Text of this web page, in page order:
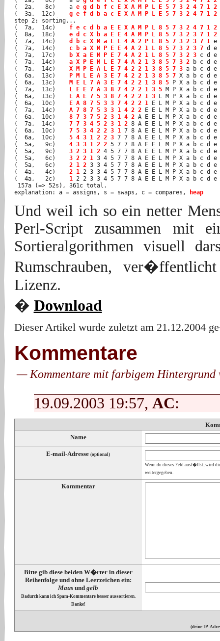
(  2a,   8c)	a e g d b f c E X A M P L E 5 7 3 2 4 7 1 2
g e f d b a c E X A M P L E 5 7 3 2 4 7 1 2
step 2: sorting...
f e c d b a E E X A M P L 8 5 7 3 2 4 7 1 2
e d c X b a E E 4 A M P L 8 5 7 3 2 3 7 1 2
d b c X M a E E 4 A 2 P L 8 5 7 3 2 3 7 1
e
c b a X M P E E 4 A 2 1 L 8 5 7 3 2 3 7 d e
b X a E M P E 7 4 A 2 1 L 8 5 7 3 2 3 c d e
a X P E M L E 7 4 A 2 1 3 8 5 7 3 2 b c d e
X M P E A L E 7 4 2 2 1 3 8 5 7 3 a b c d e
P M L E A 3 E 7 4 2 2 1 3 8 5 7 X a b c d e
M E L 7 A 3 E 7 4 2 2 1 3 8 5 P X a b c d e
L E E 7 A 3 8 7 4 2 2 1 3 5 M P X a b c d
E A E 7 5 3 8 7 4 2 2 1 3 L M P X a b c d
E A 8 7 5 3 3 7 4 2 2 1
E L M P X a b c d
A 7 8 7 5 3 3 1 4 2 2 E E L M P X a b c d
8 7 3 7 5 2 3 1 4 2 A E E L M P X a b c d
7 7 3 4 5 2 3 1 2 8 A E E L M P X a b c d
7 5 3 4 2 2 3 1
7 8 A E E L M P X a b c d
5 4 3 1 2 2 3 7 7 8 A E E L M P X a b c d
4 3 3 1 2 2 5 7 7 8 A E E L M P X a b c d
3 2 3 1 2 4 5 7 7 8 A E E L M P X a b c d
3 2 2 1
3 4 5 7 7 8 A E E L M P X a b c d
2 1 2 3 3 4 5 7 7 8 A E E L M P X a b c d
2 1
2 3 3 4 5 7 7 8 A E E L M P X a b c d
1
2 2 3 3 4 5 7 7 8 A E E L M P X a b c d
157a (=> 52s), 361c total.
explanation: a = assigns, s = swaps, c = compares,
heap
Und weil ich so ein netter
Perl-Script zusammen mit
Sortieralgorithmen visuell
Rumschrauben,
Lizenz.
� Download
Dieser Artikel wurde zuletzt am 21.12.2004
Kommentare
Kommentare mit farbigem
19.09.2003 19:57, AC:
(deine IP-
Name
E-mail-Adresse (optional)
Wenn du dieses Feld ausf�llst, wird
weitergegeben.
Kommentar
Bitte gib diese beiden W�rter in dieser
Reihenfolge und ohne Leerzeichen ein:
Maus und gelb
Dadurch kann ich Spam-Kommentare besser aussortieren.
Danke!